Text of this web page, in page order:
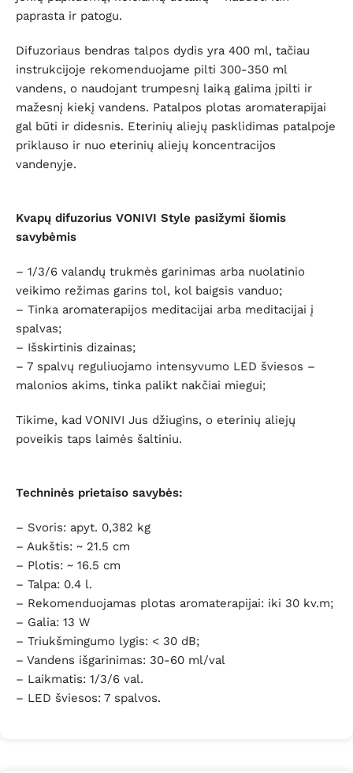
paprasta ir patogu.
Difuzoriaus bendras talpos dydis yra 400 ml, tačiau
instrukcijoje rekomenduojame pilti 300-350 ml
vandens, o naudojant trumpesnį laiką galima įpilti ir
mažesnį kiekį vandens. Patalpos plotas aromaterapijai
gal būti ir didesnis. Eterinių aliejų pasklidimas patalpoje
priklauso ir nuo eterinių aliejų koncentracijos
vandenyje.
Kvapų difuzorius VONIVI Style pasižymi šiomis
savybėmis
– 1/3/6 valandų trukmės garinimas arba nuolatinio
veikimo režimas garins tol, kol baigsis vanduo;
– Tinka aromaterapijos meditacijai arba meditacijai į
spalvas;
– Išskirtinis dizainas;
– 7 spalvų reguliuojamo intensyvumo LED šviesos –
malonios akims, tinka palikt nakčiai miegui;
Tikime, kad VONIVI Jus džiugins, o eterinių aliejų
poveikis taps laimės šaltiniu.
Techninės prietaiso savybės:
– Svoris: apyt. 0,382 kg
– Aukštis: ~ 21.5 cm
– Plotis: ~ 16.5 cm
– Talpa: 0.4 l.
– Rekomenduojamas plotas aromaterapijai: iki 30 kv.m;
– Galia: 13 W
– Triukšmingumo lygis: < 30 dB;
– Vandens išgarinimas: 30-60 ml/val
– Laikmatis: 1/3/6 val.
– LED šviesos: 7 spalvos.